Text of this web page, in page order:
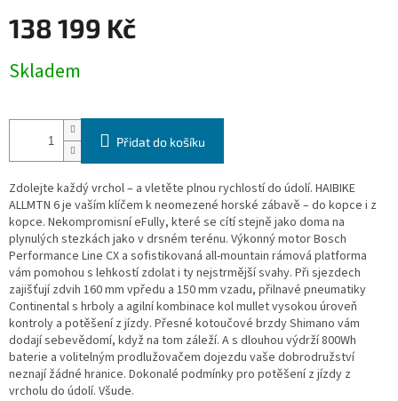
138 199 Kč
cena:
Skladem
Přidat do košíku
Zdolejte každý vrchol – a vletěte plnou rychlostí do údolí. HAIBIKE
ALLMTN 6 je vaším klíčem k neomezené horské zábavě – do kopce i z
kopce. Nekompromisní eFully, které se cítí stejně jako doma na
plynulých stezkách jako v drsném terénu. Výkonný motor Bosch
Performance Line CX a sofistikovaná all-mountain rámová platforma
vám pomohou s lehkostí zdolat i ty nejstrmější svahy. Při sjezdech
zajišťují zdvih 160 mm vpředu a 150 mm vzadu, přilnavé pneumatiky
Continental s hrboly a agilní kombinace kol mullet vysokou úroveň
kontroly a potěšení z jízdy. Přesné kotoučové brzdy Shimano vám
dodají sebevědomí, když na tom záleží. A s dlouhou výdrží 800Wh
baterie a volitelným prodlužovačem dojezdu vaše dobrodružství
neznají žádné hranice. Dokonalé podmínky pro potěšení z jízdy z
vrcholu do údolí. Všude.